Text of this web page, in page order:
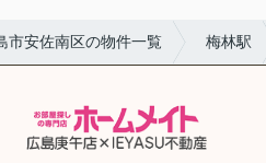
市安佐南区の物件一覧 梅林駅